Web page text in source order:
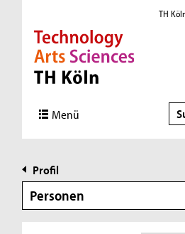
Direkt zur Hauptnavigation
Direkt zur Subnavigation
Direkt zum Inhalt
Direkt zum Fußbereich
TH
Menü
Profil
Personen